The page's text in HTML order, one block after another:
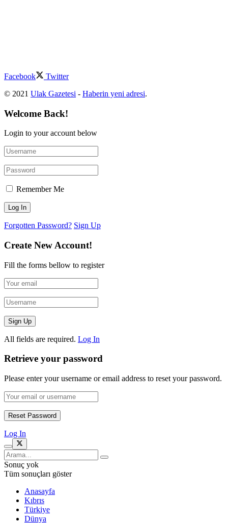
Facebook
Twitter
© 2021 Ulak Gazetesi - Haberin yeni adresi.
Welcome Back!
Login to your account below
Remember Me
Forgotten Password? Sign Up
Create New Account!
Fill the forms bellow to register
All fields are required. Log In
Retrieve your password
Please enter your username or email address to reset your password.
Log In
Sonuç yok
Tüm sonuçları göster
Anasayfa
Kıbrıs
Türkiye
Dünya